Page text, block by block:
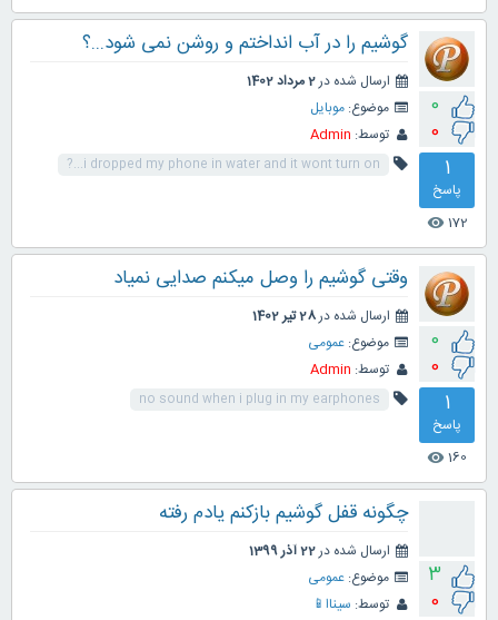
0
0
1
پاسخ
172
visibility
گوشیم را در آب انداختم و روشن نمی شود...؟
ارسال شده در2 مرداد 1402
موضوع: موبایل
توسط: Admin
i dropped my phone in water and it wont turn on...?
0
0
1
پاسخ
160
visibility
وقتی گوشیم را وصل میکنم صدایی نمیاد
ارسال شده در28 تیر 1402
موضوع: عمومی
توسط: Admin
no sound when i plug in my earphones
3
0
چگونه قفل گوشیم بازکنم یادم رفته
ارسال شده در22 آذر 1399
موضوع: عمومی
توسط: سیناا📱